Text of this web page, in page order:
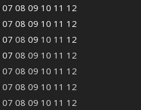
07 08 09 10 11 12
07 08 09 10 11 12
07 08 09 10 11 12
07 08 09 10 11 12
07 08 09 10 11 12
07 08 09 10 11 12
07 08 09 10 11 12